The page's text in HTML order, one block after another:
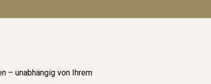
– unabhängig von Ihrem